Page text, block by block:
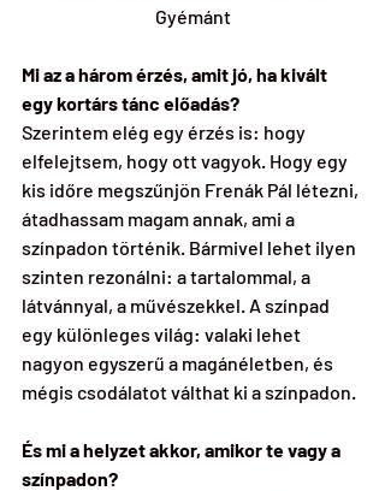
Gyémánt
Mi az a három érzés, amit jó, ha kivált
egy kortárs tánc előadás?
Szerintem elég egy érzés is: hogy
elfelejtsem, hogy ott vagyok. Hogy egy
kis időre megszűnjön Frenák Pál létezni,
átadhassam magam annak, ami a
színpadon történik. Bármivel lehet ilyen
szinten rezonálni: a tartalommal, a
látvánnyal, a művészekkel. A színpad
egy különleges világ: valaki lehet
nagyon egyszerű a magánéletben, és
mégis csodálatot válthat ki a színpadon.
És mi a helyzet akkor, amikor te vagy a
színpadon?